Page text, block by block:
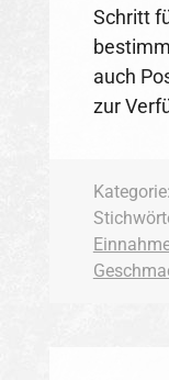
Schritt
auch
zur
Kategorie: